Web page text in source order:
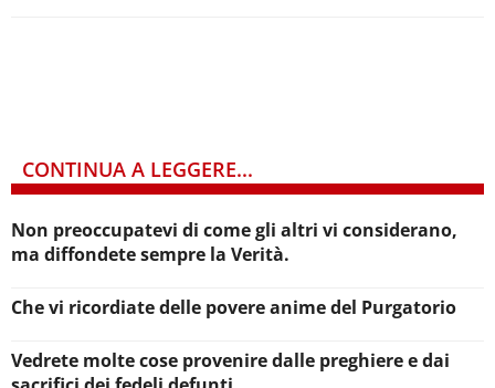
CONTINUA A LEGGERE...
Non preoccupatevi di come gli altri vi considerano,
ma diffondete sempre la Verità.
Che vi ricordiate delle povere anime del Purgatorio
Vedrete molte cose provenire dalle preghiere e dai